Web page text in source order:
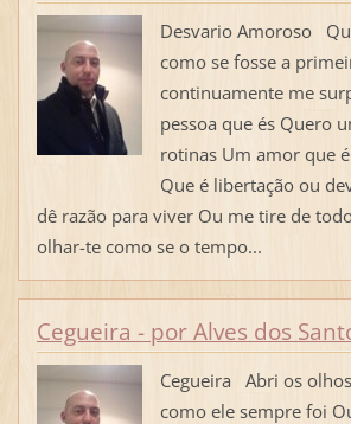
Desvario Amoroso
como se fosse a
continuamente me
pessoa que és Quero
rotinas Um amor que
Que é libertação ou
dê razão para viver Ou me tire de
olhar-te como se o tempo...
Cegueira - por Alves dos
Cegueira Abri os
como ele sempre foi